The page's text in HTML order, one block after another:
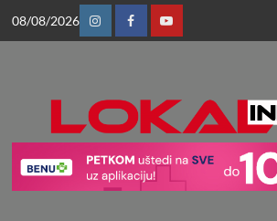
08/08/2026
InstagramFacebookYoutube